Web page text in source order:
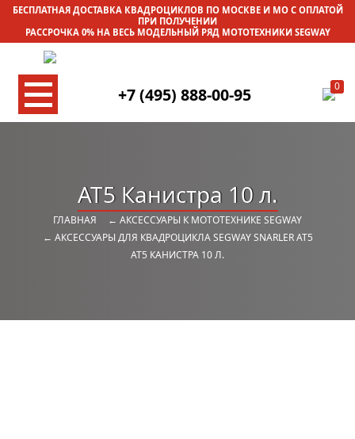
БЕСПЛАТНАЯ ДОСТАВКА КВАДРОЦИКЛОВ ПО МОСКВЕ И МО С ОПЛАТОЙ
ПРИ ПОЛУЧЕНИИ
РАССРОЧКА 0% НА ВЕСЬ МОДЕЛЬНЫЙ РЯД МОТОТЕХНИКИ SEGWAY
+7 (495) 888-00-95 0
AT5 Канистра 10 л.
ГЛАВНАЯ
← АКСЕССУАРЫ К МОТОТЕХНИКЕ SEGWAY
← АКСЕССУАРЫ ДЛЯ КВАДРОЦИКЛА SEGWAY SNARLER AT5
AT5 КАНИСТРА 10 Л.